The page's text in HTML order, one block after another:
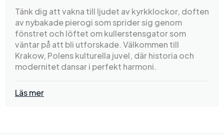
Tänk dig att vakna till ljudet av kyrkklockor, doften
av nybakade pierogi som sprider sig genom
fönstret och löftet om kullerstensgator som
väntar på att bli utforskade. Välkommen till
Krakow, Polens kulturella juvel, där historia och
modernitet dansar i perfekt harmoni.
Läs mer